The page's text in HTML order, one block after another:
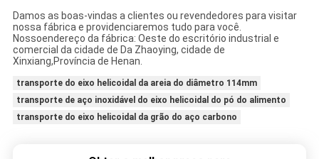
Damos as boas-vindas a clientes ou revendedores para visitar
nossa fábrica e providenciaremos tudo para você.
Nossoendereço da fábrica: Oeste do escritório industrial e
comercial da cidade de Da Zhaoying, cidade de
Xinxiang,Província de Henan.
transporte do eixo helicoidal da areia do diâmetro 114mm
transporte de aço inoxidável do eixo helicoidal do pó do alimento
transporte do eixo helicoidal da grão do aço carbono